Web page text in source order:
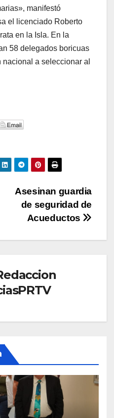
manifestó
el licenciado Roberto
en la Isla. En la
58 delegados boricuas
a seleccionar al
Asesinan guardia
de seguridad de
Acueductos